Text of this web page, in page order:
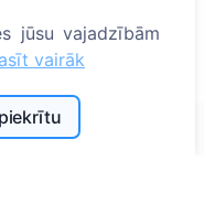
aizsargātas
jūsu vajadzībām
vairāk